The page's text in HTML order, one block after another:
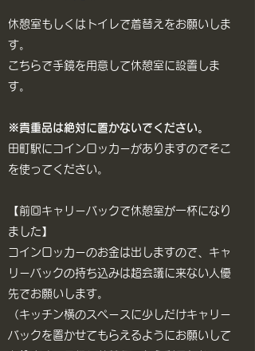
休憩室もしくはトイレで着替えをお願いしま
す。
こちらで手鏡を用意して休憩室に設置しま
す。
※貴重品は絶対に置かないでください。
田町駅にコインロッカーがありますのでそこ
を使ってください。
【前回キャリーバックで休憩室が一杯になり
ました】
コインロッカーのお金は出しますので、キャ
リーバックの持ち込みは超会議に来ない人優
先でお願いします。
（キッチン横のスペースに少しだけキャリー
バックを置かせてもらえるようにお願いして